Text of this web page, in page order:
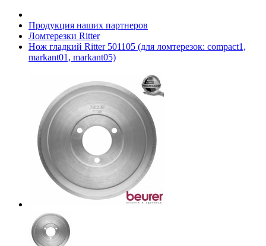
Продукция наших партнеров
Ломтерезки Ritter
Нож гладкий Ritter 501105 (для ломтерезок: compact1,
markant01, markant05)